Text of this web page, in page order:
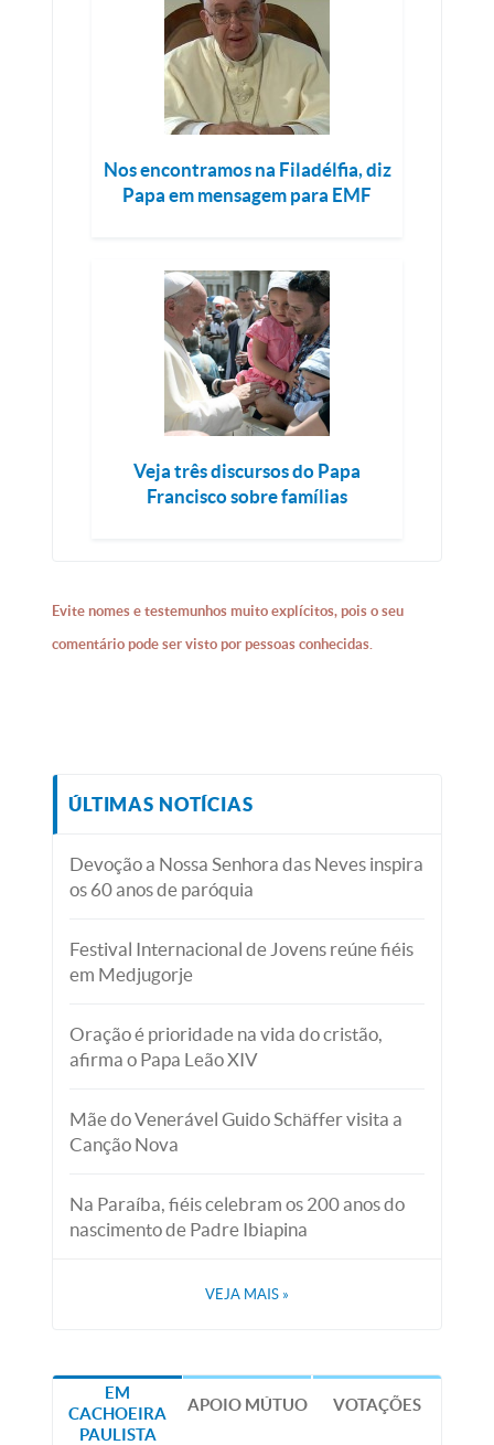
Nos encontramos na Filadélfia, diz
Papa em mensagem para EMF
Veja três discursos do Papa
Francisco sobre famílias
Evite nomes e testemunhos muito explícitos, pois o seu
comentário pode ser visto por pessoas conhecidas.
ÚLTIMAS NOTÍCIAS
Devoção a Nossa Senhora das Neves inspira
os 60 anos de paróquia
Festival Internacional de Jovens reúne fiéis
em Medjugorje
Oração é prioridade na vida do cristão,
afirma o Papa Leão XIV
Mãe do Venerável Guido Schäffer visita a
Canção Nova
Na Paraíba, fiéis celebram os 200 anos do
nascimento de Padre Ibiapina
VEJA MAIS »
EM
CACHOEIRA
PAULISTA
APOIO MÚTUO VOTAÇÕES